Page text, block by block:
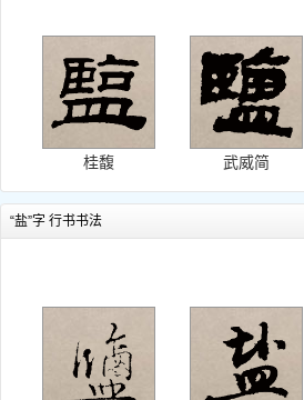
桂馥 武威简
“盐”字 行书书法